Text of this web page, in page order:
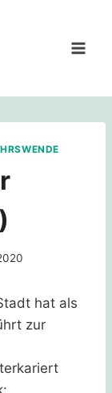
hat als
zur